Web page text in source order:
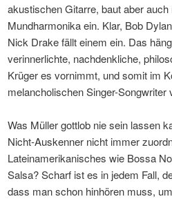
akustischen Gitarre, baut aber
Mundharmonika ein. Klar, Bob
Nick Drake fällt einem ein. Das
verinnerlichte, nachdenkliche,
Krüger es vornimmt, und somit im
melancholischen Singer-Songwriter
Was Müller gottlob nie sein lassen
Nicht-Auskenner nicht immer
Lateinamerikanisches wie Bossa
Salsa? Scharf ist es in jedem Fall,
dass man schon hinhören muss,